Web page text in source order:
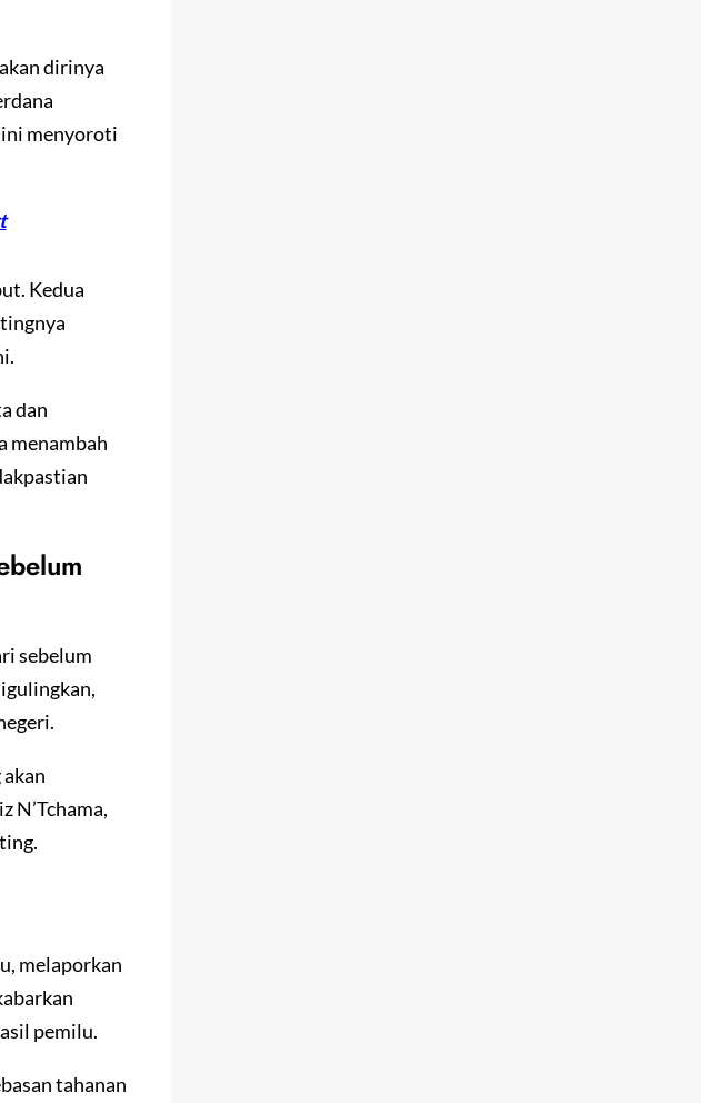
dirinya
menyoroti
Kedua
dan
menambah
sebelum
N’Tchama,
melaporkan
pemilu.
tahanan